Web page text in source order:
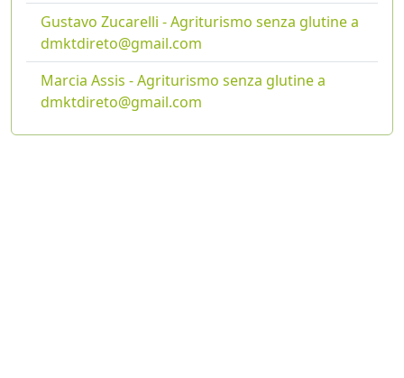
Gustavo Zucarelli - Agriturismo senza glutine a
dmktdireto@gmail.com
Marcia Assis - Agriturismo senza glutine a
dmktdireto@gmail.com